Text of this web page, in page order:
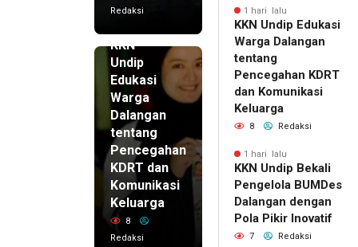
Redaksi
KKN
Undip
Edukasi
Warga
Dalangan
tentang
Pencegahan
KDRT dan
Komunikasi
Keluarga
8
Redaksi
1 hari lalu
KKN Undip Edukasi
Warga Dalangan
tentang
Pencegahan KDRT
dan Komunikasi
Keluarga
8 Redaksi
1 hari lalu
KKN Undip Bekali
Pengelola BUMDes
Dalangan dengan
Pola Pikir Inovatif
7 Redaksi